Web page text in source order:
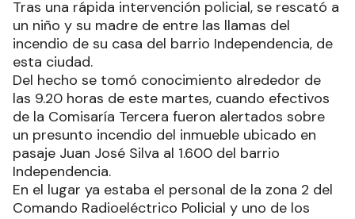
Tras una rápida intervención policial, se rescató a
un niño y su madre de entre las llamas del
incendio de su casa del barrio Independencia, de
esta ciudad.
Del hecho se tomó conocimiento alrededor de
las 9.20 horas de este martes, cuando efectivos
de la Comisaría Tercera fueron alertados sobre
un presunto incendio del inmueble ubicado en
pasaje Juan José Silva al 1.600 del barrio
Independencia.
En el lugar ya estaba el personal de la zona 2 del
Comando Radioeléctrico Policial y uno de los